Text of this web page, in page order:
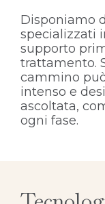
Disponiamo
specializzati
supporto
trattamento.
cammino
intenso e
ascoltata,
ogni fase.